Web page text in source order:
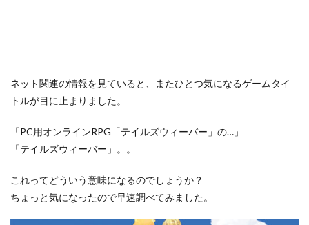
ネット関連の情報を見ていると、またひとつ気になるゲームタイ
トルが目に止まりました。
「PC用オンラインRPG「テイルズウィーバー」の…」
「テイルズウィーバー」。。
これってどういう意味になるのでしょうか？
ちょっと気になったので早速調べてみました。